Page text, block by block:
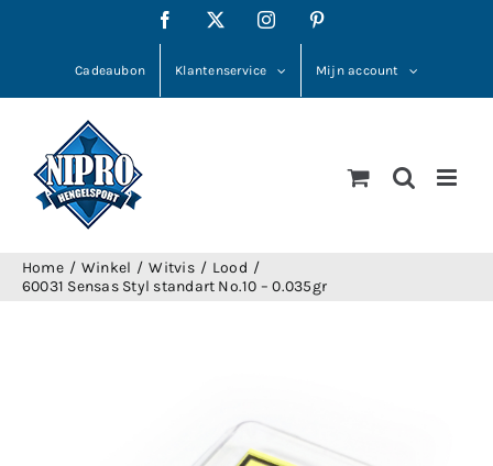
Facebook Instagram
Cadeaubon Klantenservice Mijn account
Home Winkel Witvis
Lood
60031 Sensas Styl standart No.10 – 0.035gr